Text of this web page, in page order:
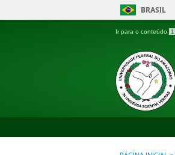
BRASIL
Ir para o conteúdo 1